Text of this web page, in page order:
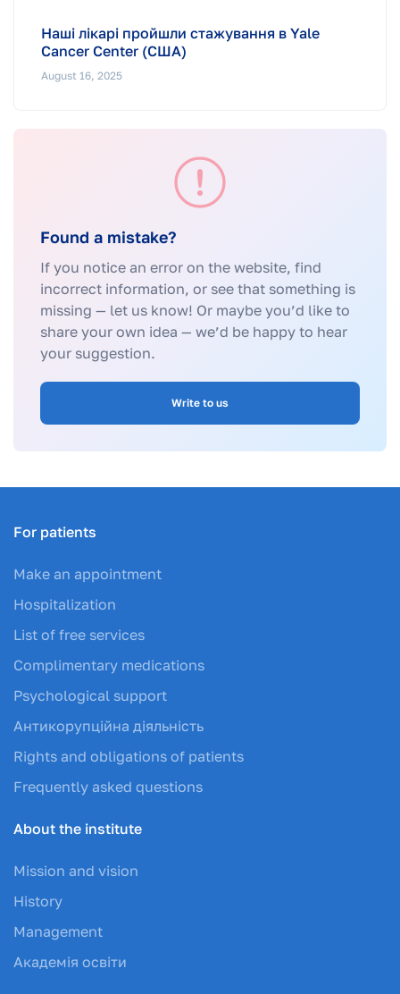
Наші лікарі пройшли стажування в Yale
Cancer Center (США)
August 16, 2025
Found a mistake?
If you notice an error on the website, find
incorrect information, or see that something is
missing — let us know! Or maybe you’d like to
share your own idea — we’d be happy to hear
your suggestion.
Write to us
For patients
Make an appointment
Hospitalization
List of free services
Complimentary medications
Psychological support
Антикорупційна діяльність
Rights and obligations of patients
Frequently asked questions
About the institute
Mission and vision
History
Management
Академія освіти